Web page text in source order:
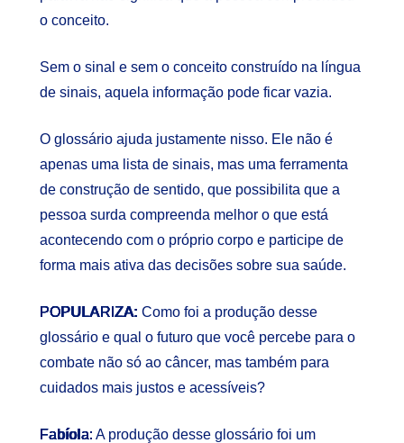
o conceito.
Sem o sinal e sem o conceito construído na língua
de sinais, aquela informação pode ficar vazia.
O glossário ajuda justamente nisso. Ele não é
apenas uma lista de sinais, mas uma ferramenta
de construção de sentido, que possibilita que a
pessoa surda compreenda melhor o que está
acontecendo com o próprio corpo e participe de
forma mais ativa das decisões sobre sua saúde.
POPULARIZA: Como foi a produção desse
glossário e qual o futuro que você percebe para o
combate não só ao câncer, mas também para
cuidados mais justos e acessíveis?
Fabíola: A produção desse glossário foi um